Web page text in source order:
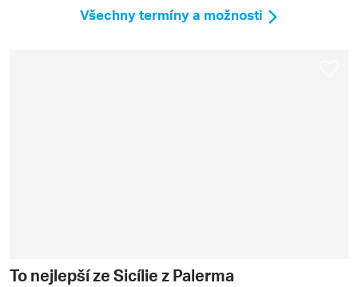
Všechny termíny a možnosti
To nejlepší ze Sicílie z Palerma